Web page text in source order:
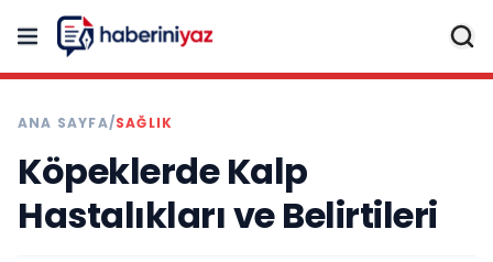
ANA SAYFA/SAĞLIK
Köpeklerde Kalp
Hastalıkları ve Belirtileri